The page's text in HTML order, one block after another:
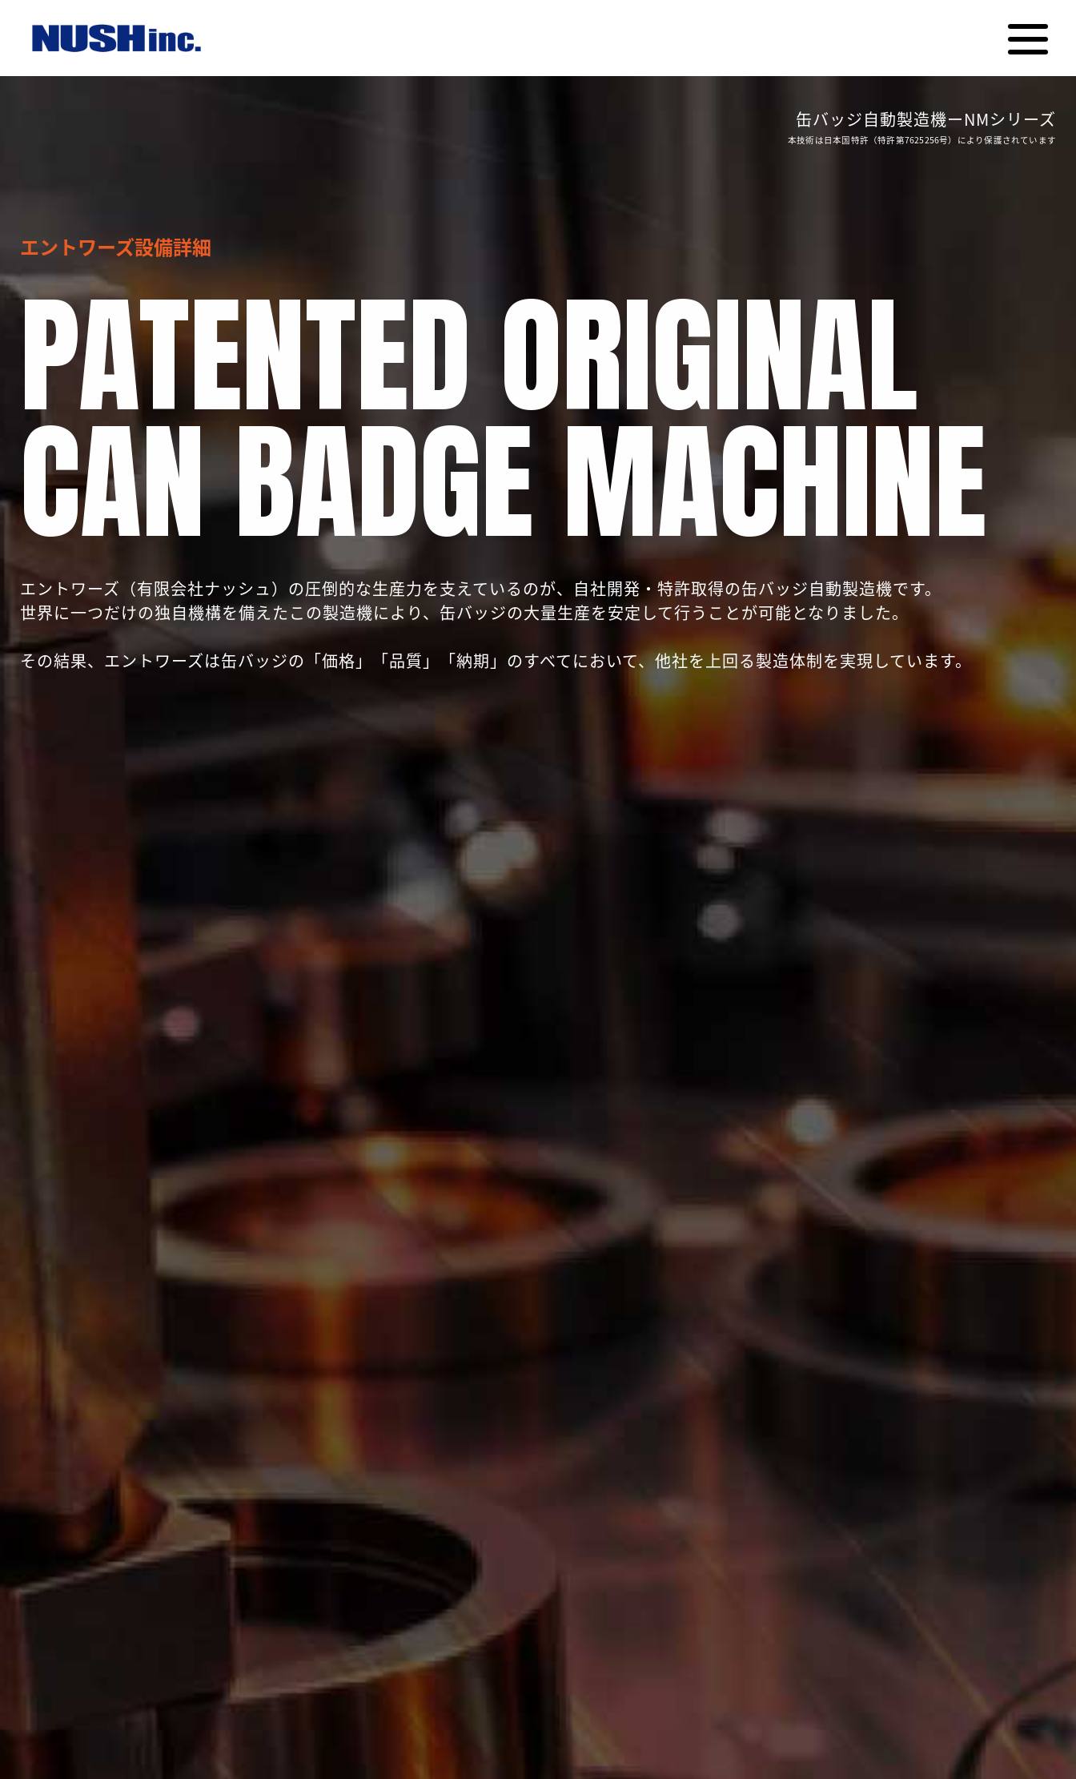
缶バッジ自動製造機ーNMシリーズ
本技術は日本国特許（特許第7625256号）により保護されています
エントワーズ設備詳細
PATENTED ORIGINAL
CAN BADGE MACHINE
エントワーズ（有限会社ナッシュ）の圧倒的な生産力を支えているのが、自社開発・特許取得の缶バッジ自動製造機です。
世界に一つだけの独自機構を備えたこの製造機により、缶バッジの大量生産を安定して行うことが可能となりました。
その結果、エントワーズは缶バッジの「価格」「品質」「納期」のすべてにおいて、他社を上回る製造体制を実現しています。